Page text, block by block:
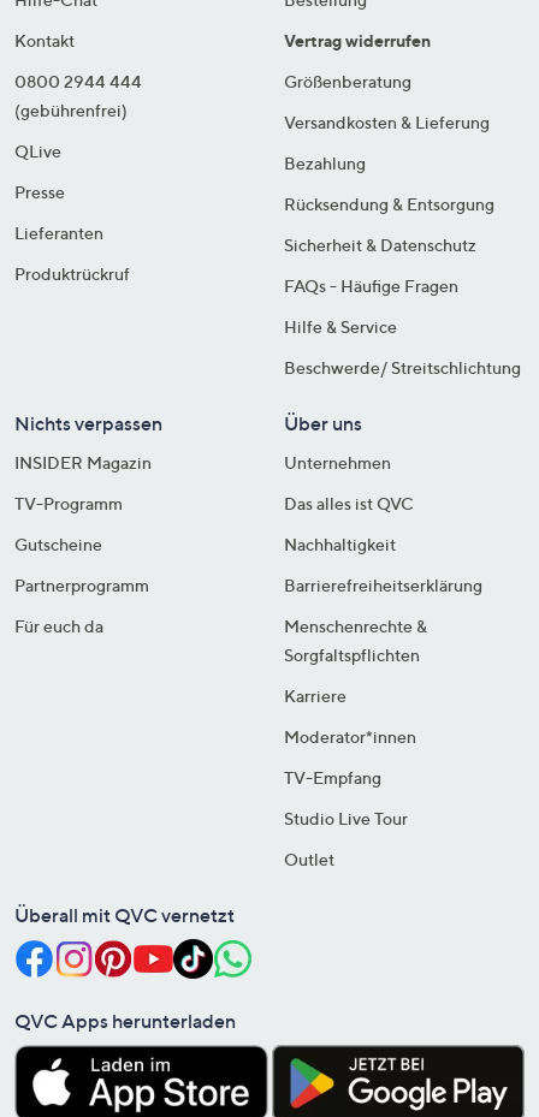
Kontakt
0800 2944 444
(gebührenfrei)
QLive
Presse
Lieferanten
Produktrückruf
Vertrag widerrufen
Größenberatung
Versandkosten & Lieferung
Bezahlung
Rücksendung & Entsorgung
Sicherheit & Datenschutz
FAQs - Häufige Fragen
Hilfe & Service
Beschwerde/ Streitschlichtung
Nichts verpassen
INSIDER Magazin
TV-Programm
Gutscheine
Partnerprogramm
Für euch da
Über uns
Unternehmen
Das alles ist QVC
Nachhaltigkeit
Barrierefreiheitserklärung
Menschenrechte &
Sorgfaltspflichten
Karriere
Moderator*innen
TV-Empfang
Studio Live Tour
Outlet
Überall mit QVC vernetzt
QVC Apps herunterladen